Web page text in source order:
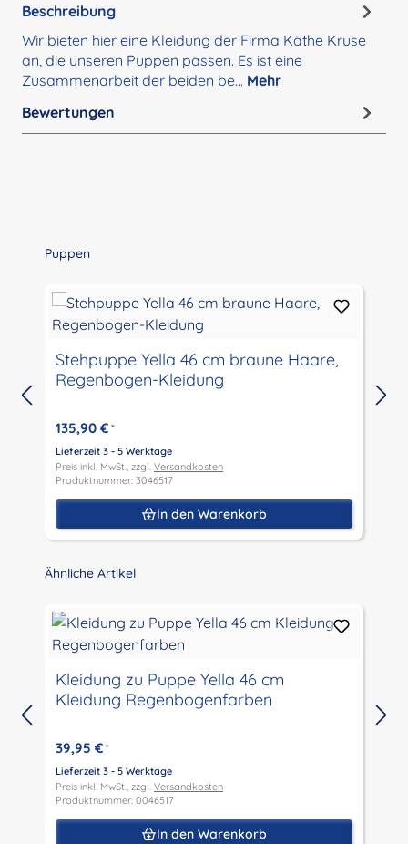
Beschreibung
Wir bieten hier eine Kleidung der Firma Käthe Kruse
an, die unseren Puppen passen. Es ist eine
Zusammenarbeit der beiden be… Mehr
Bewertungen
Produktgalerie überspringen
Puppen
Stehpuppe Yella 46 cm braune Haare,
Regenbogen-Kleidung
135,90 € *
Lieferzeit 3 - 5 Werktage
Preis inkl. MwSt., zzgl. Versandkosten
Produktnummer: 3046517
In den Warenkorb
Produktgalerie überspringen
Ähnliche Artikel
Kleidung zu Puppe Yella 46 cm
Kleidung Regenbogenfarben
39,95 € *
Lieferzeit 3 - 5 Werktage
Preis inkl. MwSt., zzgl. Versandkosten
Produktnummer: 0046517
In den Warenkorb